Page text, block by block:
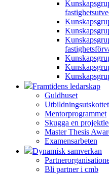
Framtidens ledarskap
Guldhuset
Utbildningsutskottet
Mentorprogrammet
Skugga en
Master Thesis
Examensarbeten
Dynamisk samverkan
Bli partner i cmb